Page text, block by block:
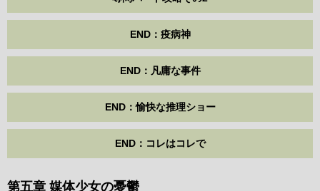
END：疫病神
END：凡庸な事件
END：愉快な推理ショー
END：コレはコレで
第五章 媒体少女の憂鬱